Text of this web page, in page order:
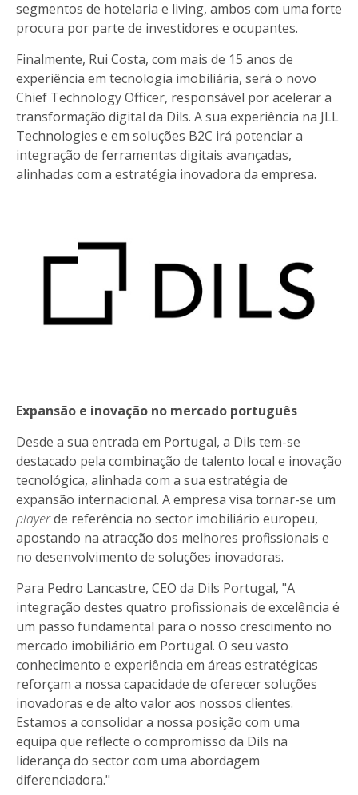
segmentos de hotelaria e living, ambos com uma forte
procura por parte de investidores e ocupantes.
Finalmente, Rui Costa, com mais de 15 anos de
experiência em tecnologia imobiliária, será o novo
Chief Technology Officer, responsável por acelerar a
transformação digital da Dils. A sua experiência na JLL
Technologies e em soluções B2C irá potenciar a
integração de ferramentas digitais avançadas,
alinhadas com a estratégia inovadora da empresa.
Expansão e inovação no mercado português
Desde a sua entrada em Portugal, a Dils tem-se
destacado pela combinação de talento local e inovação
tecnológica, alinhada com a sua estratégia de
expansão internacional. A empresa visa tornar-se um
playerde referência no sector imobiliário europeu,
apostando na atracção dos melhores profissionais e
no desenvolvimento de soluções inovadoras.
Para Pedro Lancastre, CEO da Dils Portugal, "A
integração destes quatro profissionais de excelência é
um passo fundamental para o nosso crescimento no
mercado imobiliário em Portugal. O seu vasto
conhecimento e experiência em áreas estratégicas
reforçam a nossa capacidade de oferecer soluções
inovadoras e de alto valor aos nossos clientes.
Estamos a consolidar a nossa posição com uma
equipa que reflecte o compromisso da Dils na
liderança do sector com uma abordagem
diferenciadora."